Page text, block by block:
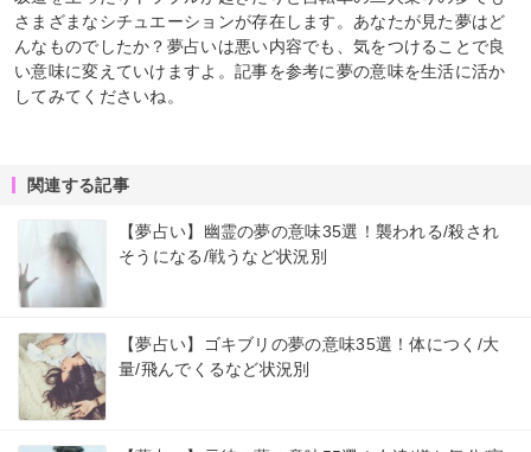
さまざまなシチュエーションが存在します。あなたが見た夢はど
んなものでしたか？夢占いは悪い内容でも、気をつけることで良
い意味に変えていけますよ。記事を参考に夢の意味を生活に活か
してみてくださいね。
関連する記事
【夢占い】幽霊の夢の意味35選！襲われる/殺され
そうになる/戦うなど状況別
【夢占い】ゴキブリの夢の意味35選！体につく/大
量/飛んでくるなど状況別